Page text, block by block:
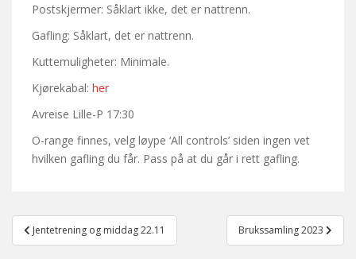
Postskjermer: Såklart ikke, det er nattrenn.
Gafling: Såklart, det er nattrenn.
Kuttemuligheter: Minimale.
Kjørekabal: her
Avreise Lille-P 17:30
O-range finnes, velg løype ‘All controls’ siden ingen vet
hvilken gafling du får. Pass på at du går i rett gafling.
Post
navigation
Jentetrening og middag 22.11 Brukssamling 2023